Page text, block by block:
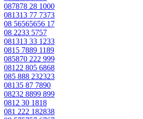
087878 28 1000
081313 77 7373
08 56565656 17
08 2233 5757
081313 33 1233
0815 7889 1189
085870 222 999
08122 805 6868
085 888 232323
08135 87 7890
08232 8899 899
0812 30 1818
081 222 182838